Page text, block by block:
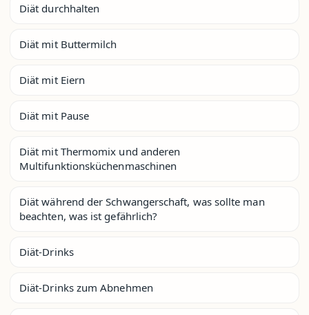
Diät durchhalten
Diät mit Buttermilch
Diät mit Eiern
Diät mit Pause
Diät mit Thermomix und anderen
Multifunktionsküchenmaschinen
Diät während der Schwangerschaft, was sollte man
beachten, was ist gefährlich?
Diät-Drinks
Diät-Drinks zum Abnehmen